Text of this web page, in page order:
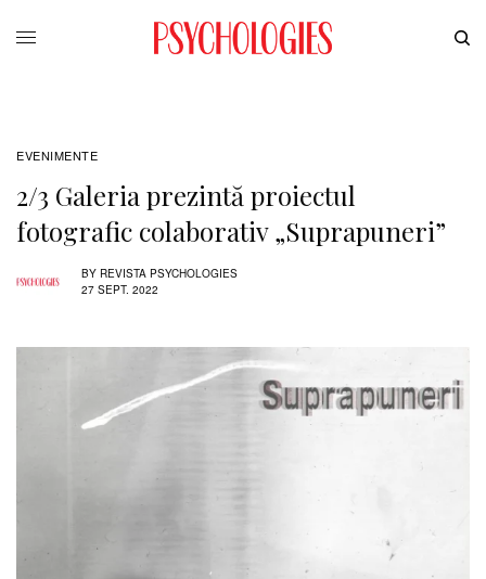
EVENIMENTE
2/3 Galeria prezintă proiectul
fotografic colaborativ „Suprapuneri”
BY REVISTA PSYCHOLOGIES
27 SEPT. 2022